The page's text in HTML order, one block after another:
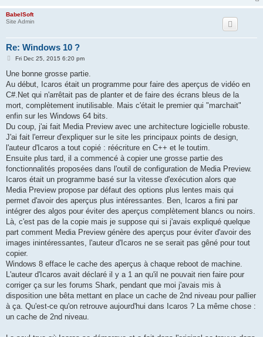
BabelSoft
Site Admin
Re: Windows 10 ?
P
s
Fri Dec 25, 2015 6:20 pm
Une bonne grosse partie.
Au début, Icaros était un programme pour faire des aperçus de vidéo en
C#.Net qui n'arrêtait pas de planter et de faire des écrans bleus de la
mort, complètement inutilisable. Mais c'était le premier qui "marchait"
enfin sur les Windows 64 bits.
Du coup, j'ai fait Media Preview avec une architecture logicielle robuste.
J'ai fait l'erreur d'expliquer sur le site les principaux points de design,
l'auteur d'Icaros a tout copié : réécriture en C++ et le toutim.
Ensuite plus tard, il a commencé à copier une grosse partie des
fonctionnalités proposées dans l'outil de configuration de Media Preview.
Icaros était un programme basé sur la vitesse d'exécution alors que
Media Preview propose par défaut des options plus lentes mais qui
permet d'avoir des aperçus plus intéressantes. Ben, Icaros a fini par
intégrer des algos pour éviter des aperçus complètement blancs ou noirs.
Là, c'est pas de la copie mais je suppose qui si j'avais expliqué quelque
part comment Media Preview génère des aperçus pour éviter d'avoir des
images inintéressantes, l'auteur d'Icaros ne se serait pas gêné pour tout
copier.
Windows 8 efface le cache des aperçus à chaque reboot de machine.
L'auteur d'Icaros avait déclaré il y a 1 an qu'il ne pouvait rien faire pour
corriger ça sur les forums Shark, pendant que moi j'avais mis à
disposition une bêta mettant en place un cache de 2nd niveau pour pallier
à ça. Qu'est-ce qu'on retrouve aujourd'hui dans Icaros ? La même chose :
un cache de 2nd niveau.